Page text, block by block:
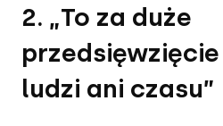
2. „To za duże
ludzi ani czasu”